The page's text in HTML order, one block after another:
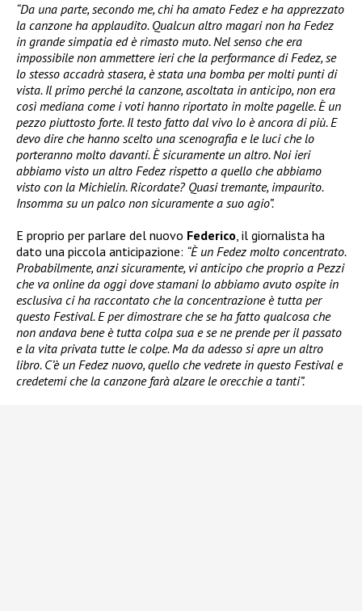
“Da una parte, secondo me, chi ha amato Fedez e ha apprezzato
la canzone ha applaudito. Qualcun altro magari non ha Fedez
in grande simpatia ed è rimasto muto. Nel senso che era
impossibile non ammettere ieri che la performance di Fedez, se
lo stesso accadrà stasera, è stata una bomba per molti punti di
vista. Il primo perché la canzone, ascoltata in anticipo, non era
così mediana come i voti hanno riportato in molte pagelle. È un
pezzo piuttosto forte. Il testo fatto dal vivo lo è ancora di più. E
devo dire che hanno scelto una scenografia e le luci che lo
porteranno molto davanti. È sicuramente un altro. Noi ieri
abbiamo visto un altro Fedez rispetto a quello che abbiamo
visto con la Michielin. Ricordate? Quasi tremante, impaurito.
Insomma su un palco non sicuramente a suo agio”.
E proprio per parlare del nuovo Federico, il giornalista ha
dato una piccola anticipazione: “È un Fedez molto concentrato.
Probabilmente, anzi sicuramente, vi anticipo che proprio a Pezzi
che va online da oggi dove stamani lo abbiamo avuto ospite in
esclusiva ci ha raccontato che la concentrazione è tutta per
questo Festival. E per dimostrare che se ha fatto qualcosa che
non andava bene è tutta colpa sua e se ne prende per il passato
e la vita privata tutte le colpe. Ma da adesso si apre un altro
libro. C’è un Fedez nuovo, quello che vedrete in questo Festival e
credetemi che la canzone farà alzare le orecchie a tanti”.